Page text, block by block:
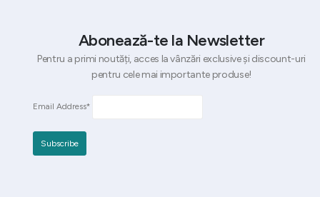
Abonează-te la Newsletter
Pentru a primi noutăți, acces la vânzări exclusive și discount-uri
pentru cele mai importante produse!
Email Address*